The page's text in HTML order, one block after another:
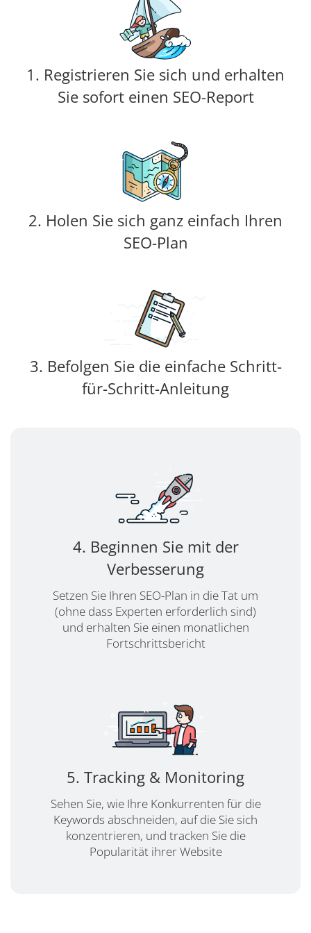
1. Registrieren Sie sich und erhalten
Sie sofort einen SEO-Report
2. Holen Sie sich ganz einfach Ihren
SEO-Plan
3. Befolgen Sie die einfache Schritt-
für-Schritt-Anleitung
4. Beginnen Sie mit der
Verbesserung
Setzen Sie Ihren SEO-Plan in die Tat um
(ohne dass Experten erforderlich sind)
und erhalten Sie einen monatlichen
Fortschrittsbericht
5. Tracking & Monitoring
Sehen Sie, wie Ihre Konkurrenten für die
Keywords abschneiden, auf die Sie sich
konzentrieren, und tracken Sie die
Popularität ihrer Website